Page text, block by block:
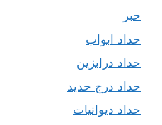
حبر
حداد ابواب
حداد درابزين
حداد درج حديد
حداد ديوانيات